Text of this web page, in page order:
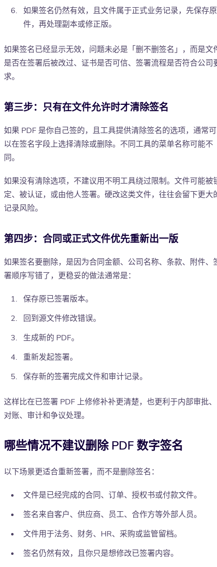
如果签名仍然有效，且文件属于正式业务记录，先保存原
件，再处理副本或修正版。
如果签名已经显示无效，问题未必是「删不删签名」，而是文
是否在签署后被改过、证书是否可信、签署流程是否符合公司
求。
第三步：只有在文件允许时才清除签名
如果 PDF 是你自己签的，且工具提供清除签名的选项，通常可
以在签名字段上选择清除或删除。不同工具的菜单名称可能不
同。
如果没有清除选项，不建议用不明工具绕过限制。文件可能被
定、被认证，或由他人签署。硬改这类文件，往往会留下更大
记录风险。
第四步：合同或正式文件优先重新出一版
如果签名要删除，是因为合同金额、公司名称、条款、附件、
署顺序写错了，更稳妥的做法通常是：
保存原已签署版本。
回到源文件修改错误。
生成新的 PDF。
重新发起签署。
保存新的签署完成文件和审计记录。
这样比在已签署 PDF 上修修补补更清楚，也更利于内部审批、
对账、审计和争议处理。
哪些情况不建议删除 PDF 数字签名
以下场景更适合重新签署，而不是删除签名：
文件是已经完成的合同、订单、授权书或付款文件。
签名来自客户、供应商、员工、合作方等外部人员。
文件用于法务、财务、HR、采购或监管留档。
签名仍然有效，且你只是想修改已签署内容。